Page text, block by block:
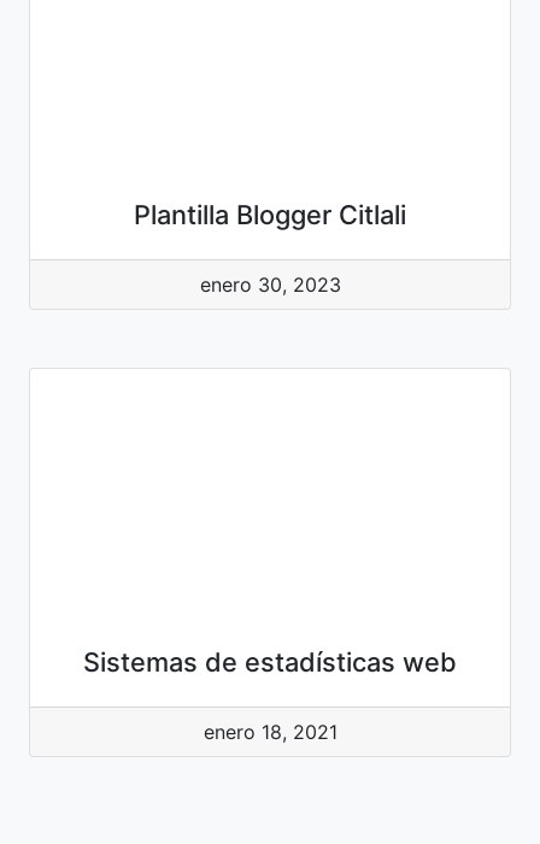
Plantilla Blogger Citlali
enero 30, 2023
Sistemas de estadísticas web
enero 18, 2021